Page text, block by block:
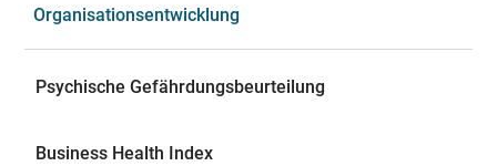
Organisationsentwicklung
Psychische Gefährdungsbeurteilung
Business Health Index